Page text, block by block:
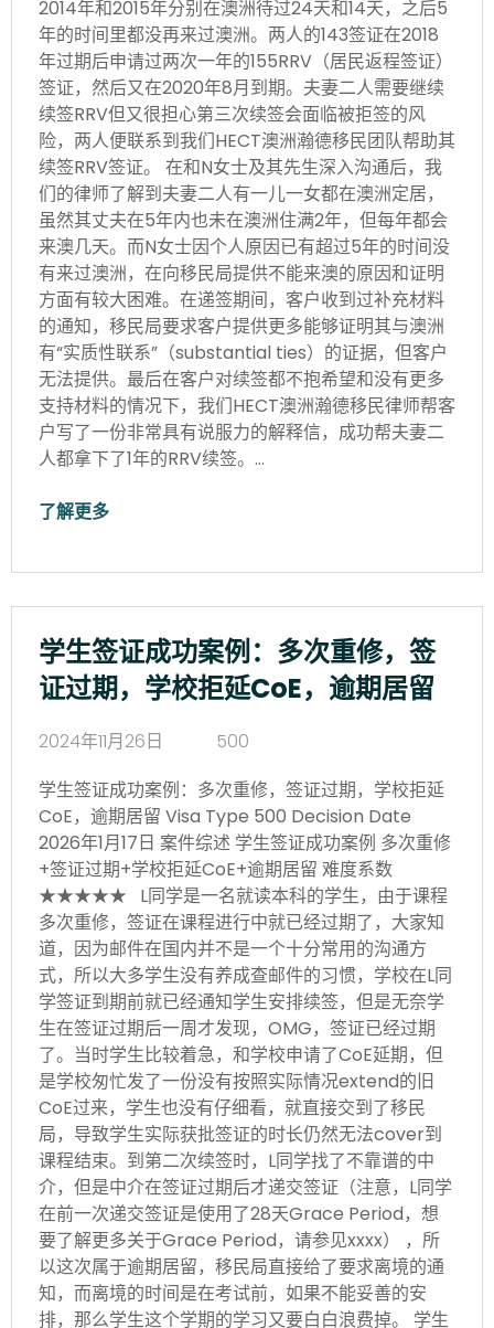
2014年和2015年分别在澳洲待过24天和14天，之后5
年的时间里都没再来过澳洲。两人的143签证在2018
年过期后申请过两次一年的155RRV（居民返程签证）
签证，然后又在2020年8月到期。夫妻二人需要继续
续签RRV但又很担心第三次续签会面临被拒签的风
险，两人便联系到我们HECT澳洲瀚德移民团队帮助其
续签RRV签证。 在和N女士及其先生深入沟通后，我
们的律师了解到夫妻二人有一儿一女都在澳洲定居，
虽然其丈夫在5年内也未在澳洲住满2年，但每年都会
来澳几天。而N女士因个人原因已有超过5年的时间没
有来过澳洲，在向移民局提供不能来澳的原因和证明
方面有较大困难。在递签期间，客户收到过补充材料
的通知，移民局要求客户提供更多能够证明其与澳洲
有“实质性联系”（substantial ties）的证据，但客户
无法提供。最后在客户对续签都不抱希望和没有更多
支持材料的情况下，我们HECT澳洲瀚德移民律师帮客
户写了一份非常具有说服力的解释信，成功帮夫妻二
人都拿下了1年的RRV续签。…
了解更多
学生签证成功案例：多次重修，签
证过期，学校拒延CoE，逾期居留
2024年11月26日
500
学生签证成功案例：多次重修，签证过期，学校拒延
CoE，逾期居留 Visa Type 500 Decision Date
2026年1月17日 案件综述 学生签证成功案例 多次重修
+签证过期+学校拒延CoE+逾期居留 难度系数
★★★★★ L同学是一名就读本科的学生，由于课程
多次重修，签证在课程进行中就已经过期了，大家知
道，因为邮件在国内并不是一个十分常用的沟通方
式，所以大多学生没有养成查邮件的习惯，学校在L同
学签证到期前就已经通知学生安排续签，但是无奈学
生在签证过期后一周才发现，OMG，签证已经过期
了。当时学生比较着急，和学校申请了CoE延期，但
是学校匆忙发了一份没有按照实际情况extend的旧
CoE过来，学生也没有仔细看，就直接交到了移民
局，导致学生实际获批签证的时长仍然无法cover到
课程结束。到第二次续签时，L同学找了不靠谱的中
介，但是中介在签证过期后才递交签证（注意，L同学
在前一次递交签证是使用了28天Grace Period，想
要了解更多关于Grace Period，请参见xxxx） ，所
以这次属于逾期居留，移民局直接给了要求离境的通
知，而离境的时间是在考试前，如果不能妥善的安
排，那么学生这个学期的学习又要白白浪费掉。 学生